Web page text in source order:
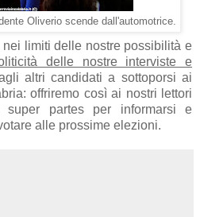
Oliverio scende dall'automotrice.
limiti delle nostre possibilità e
delle nostre interviste e
altri candidati a sottoporsi ai
offriremo così ai nostri lettori
super partes per informarsi e
alle prossime elezioni.